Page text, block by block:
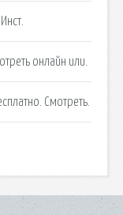
онлайн или.
Смотреть.